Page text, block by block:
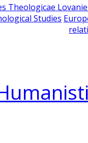
Theologicae
Studies